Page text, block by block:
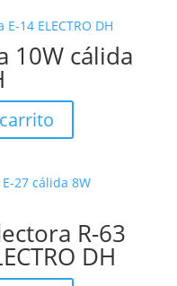
10W cálida
R-63
DH